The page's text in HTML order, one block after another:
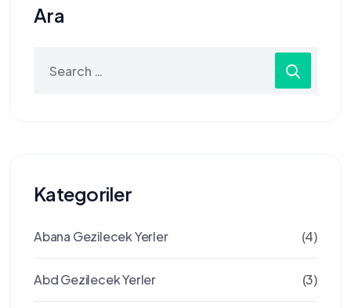
Ara
for:
Kategoriler
Abana Gezilecek Yerler (4)
Abd Gezilecek Yerler (3)